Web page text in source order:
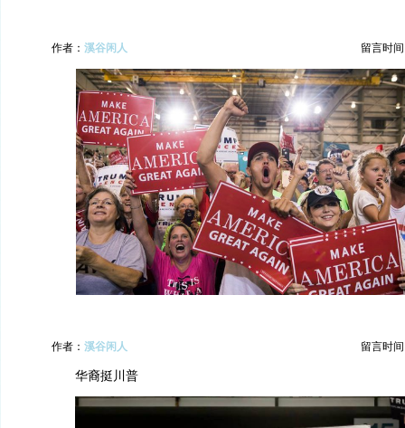
作者： 溪谷闲人 留言时间
作者： 溪谷闲人 留言时间
华裔挺川普